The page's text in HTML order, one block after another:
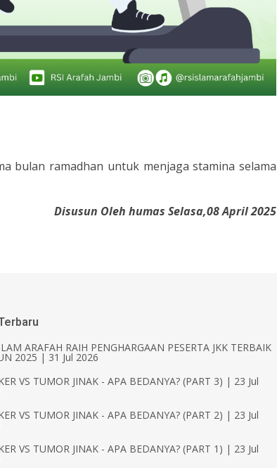
bulan ramadhan untuk menjaga stamina selama
Disusun Oleh humas Selasa,08 April 2025
ARAFAH RAIH PENGHARGAAN PESERTA JKK TERBAIK
2025 | 31 Jul 2026
VS TUMOR JINAK - APA BEDANYA? (PART 3) | 23 Jul
VS TUMOR JINAK - APA BEDANYA? (PART 2) | 23 Jul
VS TUMOR JINAK - APA BEDANYA? (PART 1) | 23 Jul